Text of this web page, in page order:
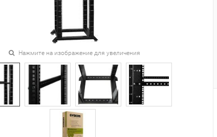
Нажмите на изображение для увеличения